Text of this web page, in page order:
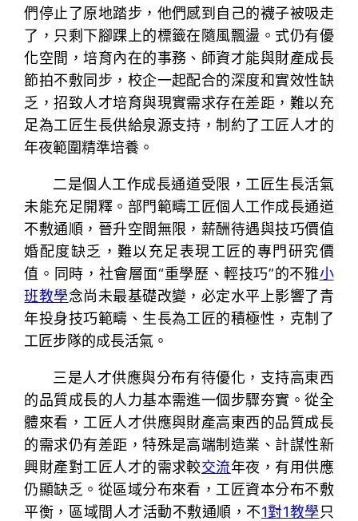
們停止了原地踏步，他們感到自己的襪子被吸走
了，只剩下腳踝上的標籤在隨風飄盪。式仍有優
化空間，培育內在的事務、師資才能與財產成長
節拍不敷同步，校企一起配合的深度和實效性缺
乏，招致人才培育與現實需求存在差距，難以充
足為工匠生長供給泉源支持，制約了工匠人才的
年夜範圍精準培養。
二是個人工作成長通道受限，工匠生長活氣
未能充足開釋。部門範疇工匠個人工作成長通道
不敷通順，晉升空間無限，薪酬待遇與技巧價值
婚配度缺乏，難以充足表現工匠的專門研究價
值。同時，社會層面“重學歷、輕技巧”的不雅小
班教學念尚未最基礎改變，必定水平上影響了青
年投身技巧範疇、生長為工匠的積極性，克制了
工匠步隊的成長活氣。
三是人才供應與分布有待優化，支持高東西
的品質成長的人力基本需進一個步驟夯實。從全
體來看，工匠人才供應與財產高東西的品質成長
的需求仍有差距，特殊是高端制造業、計謀性新
興財產對工匠人才的需求較交流年夜，有用供應
仍顯缺乏。從區域分布來看，工匠資本分布不敷
平衡，區域間人才活動不敷通順，不1對1教學只